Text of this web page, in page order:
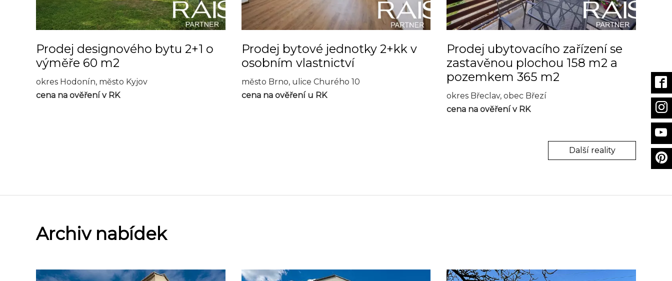
Prodej designového bytu 2+1 o
výměře 60 m2
okres Hodonín, město Kyjov
cena na ověření v RK
Prodej bytové jednotky 2+kk v
osobním vlastnictví
město Brno, ulice Churého 10
cena na ověření u RK
Prodej ubytovacího zařízení se
zastavěnou plochou 158 m2 a
pozemkem 365 m2
okres Břeclav, obec Březí
cena na ověření v RK
Další reality
Archiv nabídek